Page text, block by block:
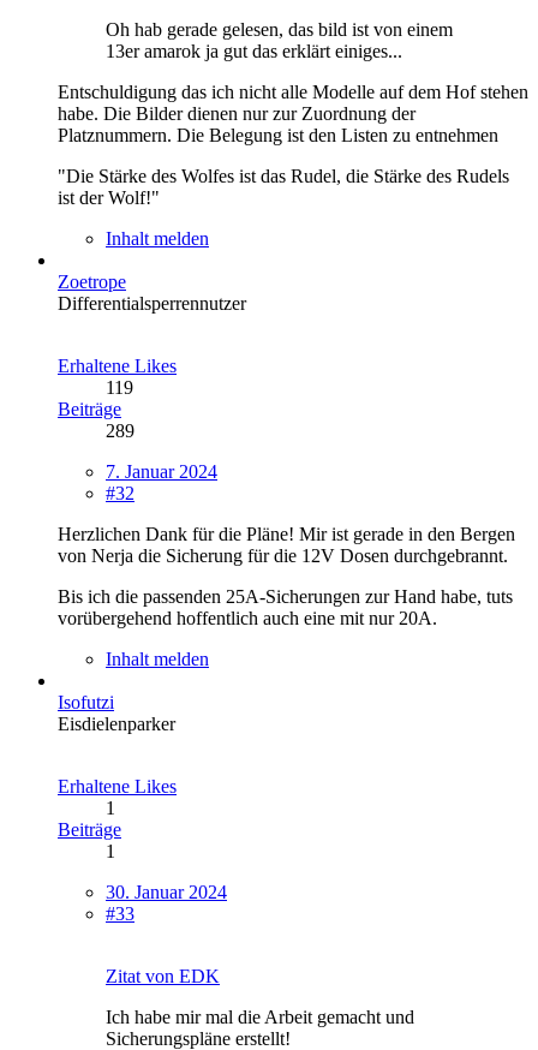
Oh hab gerade gelesen, das bild ist von einem
13er amarok ja gut das erklärt einiges...
Entschuldigung das ich nicht alle Modelle auf dem Hof stehen
habe. Die Bilder dienen nur zur Zuordnung der
Platznummern. Die Belegung ist den Listen zu entnehmen
"Die Stärke des Wolfes ist das Rudel, die Stärke des Rudels
ist der Wolf!"
Inhalt melden
Zoetrope
Differentialsperrennutzer
Erhaltene Likes
119
Beiträge
289
7. Januar 2024
#32
Herzlichen Dank für die Pläne! Mir ist gerade in den Bergen
von Nerja die Sicherung für die 12V Dosen durchgebrannt.
Bis ich die passenden 25A-Sicherungen zur Hand habe, tuts
vorübergehend hoffentlich auch eine mit nur 20A.
Inhalt melden
Isofutzi
Eisdielenparker
Erhaltene Likes
1
Beiträge
1
30. Januar 2024
#33
Zitat von EDK
Ich habe mir mal die Arbeit gemacht und
Sicherungspläne erstellt!